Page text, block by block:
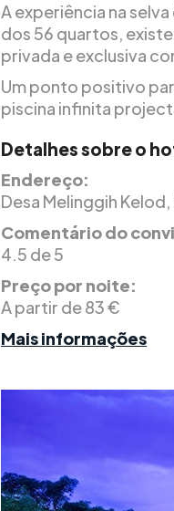
A experiência na
dos 56 quartos,
privada e exclusiva
Um ponto positivo
piscina infinita
Detalhes sobre o
Endereço:
Desa Melinggih
Comentário do
4.5 de 5
Preço por noite:
A partir de 83 €
Mais informações